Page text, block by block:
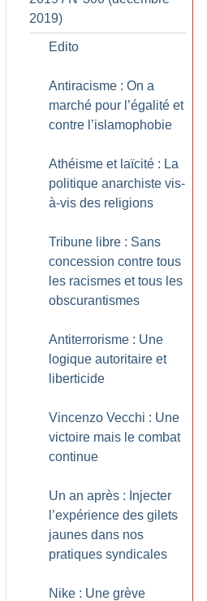
2019)
Edito
Antiracisme : On a
marché pour l’égalité et
contre l’islamophobie
Athéisme et laïcité : La
politique anarchiste vis-
à-vis des religions
Tribune libre : Sans
concession contre tous
les racismes et tous les
obscurantismes
Antiterrorisme : Une
logique autoritaire et
liberticide
Vincenzo Vecchi : Une
victoire mais le combat
continue
Un an après : Injecter
l’expérience des gilets
jaunes dans nos
pratiques syndicales
Nike : Une grève